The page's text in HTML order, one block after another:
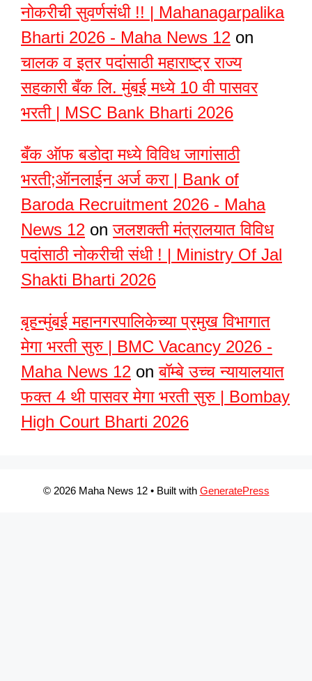
नोकरीची सुवर्णसंधी !! | Mahanagarpalika
Bharti 2026 - Maha News 12 on
चालक व इतर पदांसाठी महाराष्ट्र राज्य
सहकारी बँक लि. मुंबई मध्ये 10 वी पासवर
भरती | MSC Bank Bharti 2026
बँक ऑफ बडोदा मध्ये विविध जागांसाठी
भरती;ऑनलाईन अर्ज करा | Bank of
Baroda Recruitment 2026 - Maha
News 12 onजलशक्ती मंत्रालयात विविध
पदांसाठी नोकरीची संधी ! | Ministry Of Jal
Shakti Bharti 2026
बृहन्मुंबई महानगरपालिकेच्या प्रमुख विभागात
मेगा भरती सुरु | BMC Vacancy 2026 -
Maha News 12 onबॉम्बे उच्च न्यायालयात
फक्त 4 थी पासवर मेगा भरती सुरु | Bombay
High Court Bharti 2026
© 2026 Maha News 12• Built with GeneratePress